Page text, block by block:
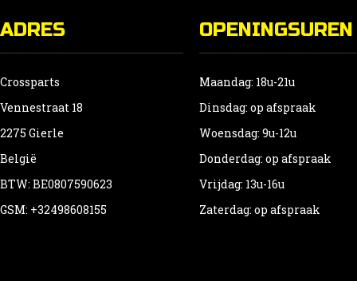
ADRES
Crossparts
Vennestraat 18
2275 Gierle
België
BTW: BE0807590623
GSM: +32498608155
OPENINGSUREN
Maandag: 18u-21u
Dinsdag: op afspraak
Woensdag: 9u-12u
Donderdag: op afspraak
Vrijdag: 13u-16u
Zaterdag: op afspraak